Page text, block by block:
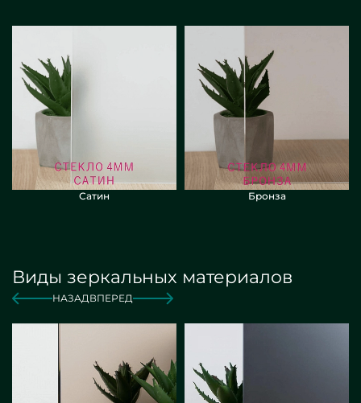
Сатин Бронза
Виды зеркальных материалов
НАЗАДВПЕРЕД